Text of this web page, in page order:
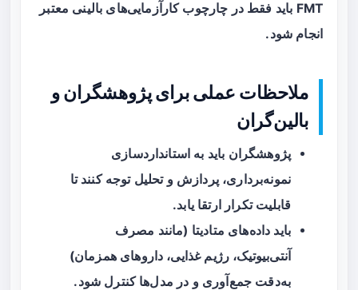
FMT باید فقط در چارچوب کارآزمایی‌های بالینی معتبر
انجام شود.
ملاحظات عملی برای پژوهشگران و
بالین‌گران
پژوهشگران باید به استانداردسازی
نمونه‌برداری، پردازش و تحلیل توجه کنند تا
قابلیت تکرار ارتقا یابد.
باید داده‌های متادیتا (مانند مصرف
آنتی‌بیوتیک، رژیم غذایی، داروهای همزمان)
به‌دقت جمع‌آوری و در مدل‌ها کنترل شود.